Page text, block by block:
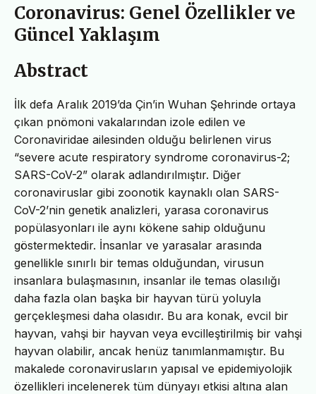
Coronavirus: Genel Özellikler ve
Güncel Yaklaşım
Abstract
İlk defa Aralık 2019’da Çin’in Wuhan Şehrinde ortaya
çıkan pnömoni vakalarından izole edilen ve
Coronaviridae ailesinden olduğu belirlenen virus
“severe acute respiratory syndrome coronavirus-2;
SARS-CoV-2” olarak adlandırılmıştır. Diğer
coronaviruslar gibi zoonotik kaynaklı olan SARS-
CoV-2’nin genetik analizleri, yarasa coronavirus
popülasyonları ile aynı kökene sahip olduğunu
göstermektedir. İnsanlar ve yarasalar arasında
genellikle sınırlı bir temas olduğundan, virusun
insanlara bulaşmasının, insanlar ile temas olasılığı
daha fazla olan başka bir hayvan türü yoluyla
gerçekleşmesi daha olasıdır. Bu ara konak, evcil bir
hayvan, vahşi bir hayvan veya evcilleştirilmiş bir vahşi
hayvan olabilir, ancak henüz tanımlanmamıştır. Bu
makalede coronavirusların yapısal ve epidemiyolojik
özellikleri incelenerek tüm dünyayı etkisi altına alan